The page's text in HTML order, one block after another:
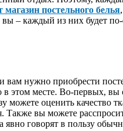
магазин постельного белья
– каждый из них будет
нужно приобрести
этом месте. Во-первых,
оценить качество
вы можете
говорят в пользу